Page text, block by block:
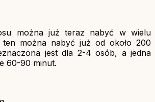
można już teraz nabyć w wielu
ten można nabyć już od około 200
jest dla 2-4 osób, a jedna
60-90 minut.